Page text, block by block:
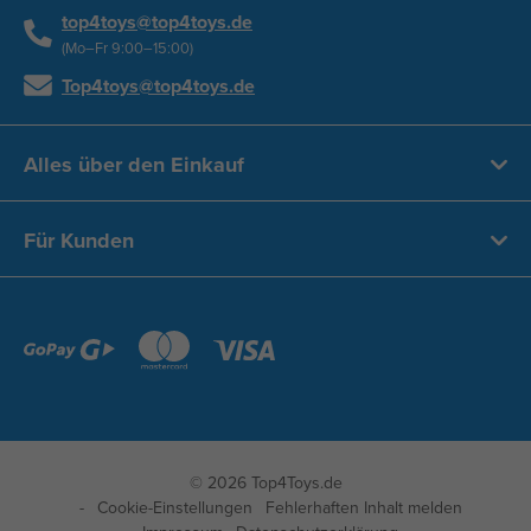
top4toys@top4toys.de
(Mo–Fr 9:00–15:00)
Top4toys@top4toys.de
Alles über den Einkauf
Für Kunden
© 2026 Top4Toys.de
Cookie-Einstellungen
Fehlerhaften Inhalt melden